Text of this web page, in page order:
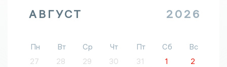
АВГУСТ 2026
Пн Вт Ср Чт Пт Сб
Вс
27
28 29 30 31 1
2